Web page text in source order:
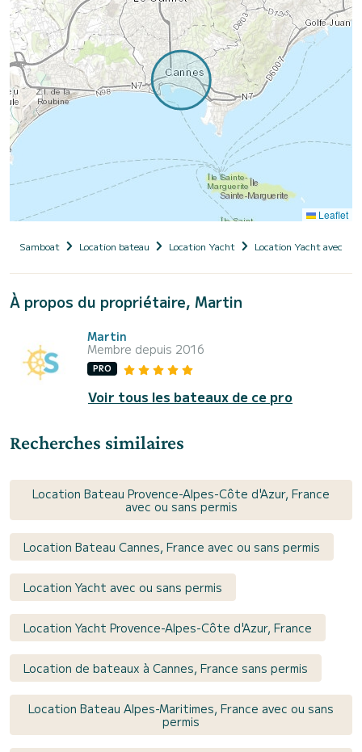
Leaflet
Samboat Location bateau Location Yacht Location Yacht avec
À propos du propriétaire, Martin
Martin
Membre depuis 2016
PRO
Voir tous les bateaux de ce pro
Recherches similaires
Location Bateau Provence-Alpes-Côte d'Azur, France
avec ou sans permis
Location Bateau Cannes, France avec ou sans permis
Location Yacht avec ou sans permis
Location Yacht Provence-Alpes-Côte d'Azur, France
Location de bateaux à Cannes, France sans permis
Location Bateau Alpes-Maritimes, France avec ou sans
permis